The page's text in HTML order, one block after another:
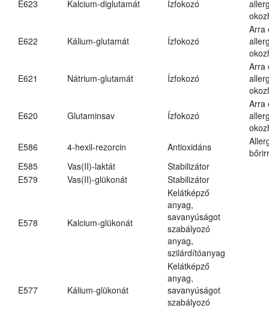
E623 Kalcium-diglutamát Ízfokozó
E622 Kálium-glutamát Ízfokozó
Arra
E621 Nátrium-glutamát Ízfokozó
Arra
E620 Glutaminsav Ízfokozó
Arra
E586
4-hexil-rezorcin Antioxidáns
E585
Vas(II)-laktát
Stabilizátor
E579
Vas(II)-glükonát Stabilizátor
E578 Kalcium-glükonát
Kelátképző
anyag,
savanyúságot
szabályozó
anyag,
szilárdítóanyag
E577 Kálium-glükonát
Kelátképző
anyag,
savanyúságot
szabályozó